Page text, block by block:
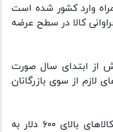
هزار دستگاه تلفن همراه وارد کشور شده است
کالا در سطح عرضه
ابتدای سال صورت
از سوی بازرگانان
این فعال اقتصادی با اشاره به تمهیدات برای جلوگیری از واردات کیفی کالاهای بالای ۶۰۰ دلار به